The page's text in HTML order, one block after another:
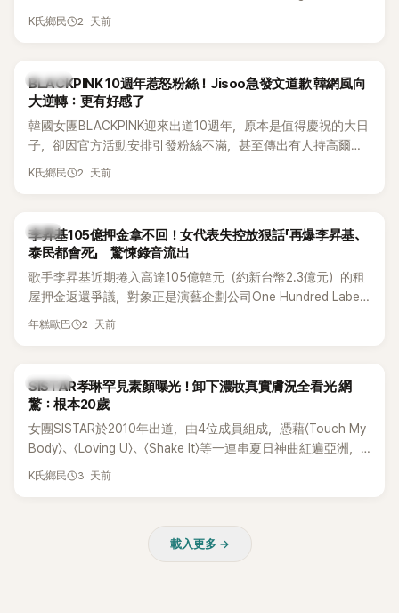
Directors' War》預告中，公開談及自己在〈Whiplash〉編舞上的
K氏鄉民 2 天前
K-POP
BLACKPINK 10週年惹怒粉絲！Jisoo急發文道歉 韓網風向
大逆轉：更有好感了
韓國女團BLACKPINK迎來出道10週年，原本是值得慶祝的大日
子，卻因官方活動安排引發粉絲不滿，甚至傳出有人持高爾夫
球桿到YG娛樂大樓鬧事。Jisoo今（8日）也親自發文向BLINK
K氏鄉民 2 天前
韓星
李昇基105億押金拿不回！女代表失控放狠話「再爆李昇基、
泰民都會死」 驚悚錄音流出
歌手李昇基近期捲入高達105億韓元（約新台幣2.3億元）的租
屋押金返還爭議，對象正是演藝企劃公司One Hundred Label
代表車佳媛(차가원)。如今事件再掀風波，YouTuber李鎮浩公開
年糕歐巴 2 天前
K-POP
SISTAR孝琳罕見素顏曝光！卸下濃妝真實膚況全看光 網
驚：根本20歲
女團SISTAR於2010年出道，由4位成員組成，憑藉〈Touch My
Body〉、〈Loving U〉、〈Shake It〉等一連串夏日神曲紅遍亞洲，
獲封「夏日女王」。不過，團體在出道滿7年後宣布解散，成員各
樣，也意外掀起網友熱議。
K氏鄉民 3 天前
載入更多 →